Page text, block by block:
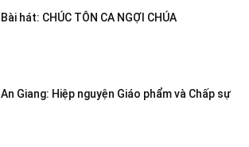
Bài hát: CHÚC TÔN CA NGỢI CHÚA
An Giang: Hiệp nguyện Giáo phẩm và Chấp sự